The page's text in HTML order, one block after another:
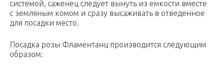
системой, саженец следует вынуть из емкости вместе
с земляным комом и сразу высаживать в отведенное
для посадки место.
Посадка розы Фламентанц производится следующим
образом: